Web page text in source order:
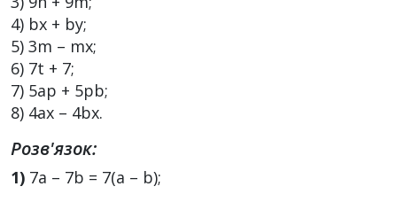
4) bx + by;
5) 3m – mх;
6) 7t + 7;
7) 5ар + 5рb;
8) 4ах – 4bx.
Розв'язок:
1) 7а – 7b = 7(a – b);